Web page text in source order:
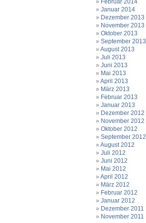
Januar 2014
Dezember 2013
November 2013
Oktober 2013
September 2013
August 2013
Juli 2013
Juni 2013
Mai 2013
April 2013
März 2013
Februar 2013
Januar 2013
Dezember 2012
November 2012
Oktober 2012
September 2012
August 2012
Juli 2012
Juni 2012
Mai 2012
April 2012
März 2012
Februar 2012
Januar 2012
Dezember 2011
November 2011